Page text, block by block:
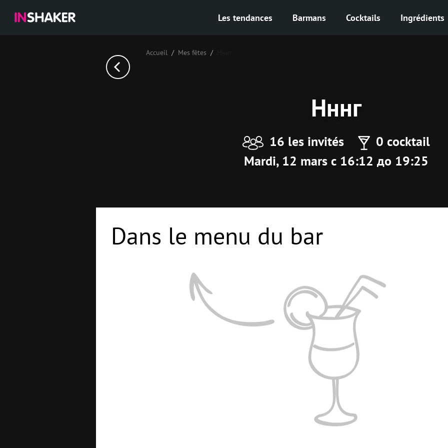
Les tendances Barmans Cocktails Ingrédients
Accueil Mes fêtes
Нннг
16 les invités
0 cocktail
Mardi, 12 mars с 16:12 до 19:25
Dans le menu du bar